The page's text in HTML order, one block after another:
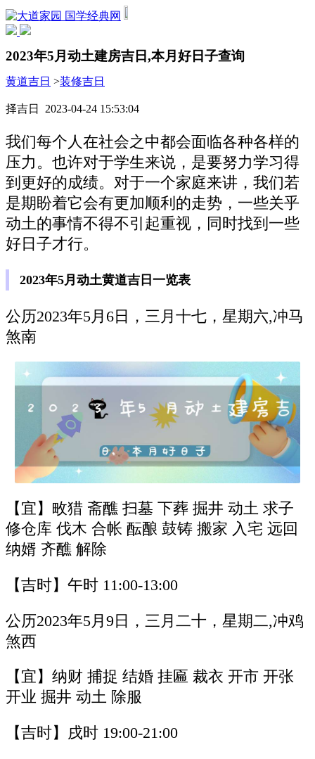
国学经典网
2023年5月动土建房吉日,本月好日子查询
黄道吉日 >装修吉日
择吉日 2023-04-24 15:53:04
我们每个人在社会之中都会面临各种各样的
压力。也许对于学生来说，是要努力学习得
到更好的成绩。对于一个家庭来讲，我们若
是期盼着它会有更加顺利的走势，一些关乎
动土的事情不得不引起重视，同时找到一些
好日子才行。
2023年5月动土黄道吉日一览表
公历2023年5月6日，三月十七，星期六,冲马
煞南
【宜】畋猎 斋醮 扫墓 下葬 掘井 动土 求子
修仓库 伐木 合帐 酝酿 鼓铸 搬家 入宅 远回
纳婿 齐醮 解除
【吉时】午时 11:00-13:00
公历2023年5月9日，三月二十，星期二,冲鸡
煞西
【宜】纳财 捕捉 结婚 挂匾 裁衣 开市 开张
开业 掘井 动土 除服
【吉时】戌时 19:00-21:00